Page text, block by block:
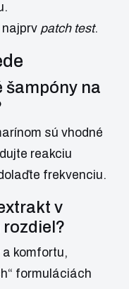
najprv patch test.
šampóny na
sú vhodné
reakciu
frekvenciu.
v
rozdiel?
komfortu,
formuláciách